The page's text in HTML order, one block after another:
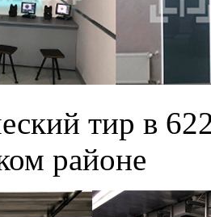
тир в
районе